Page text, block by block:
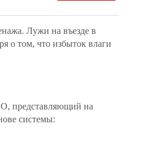
Лужи на въезде в
о том, что избыток влаги
представляющий на
системы: